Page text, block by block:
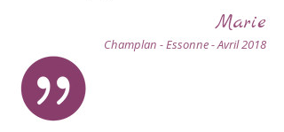
Marie
Champlan - Essonne - Avril 2018